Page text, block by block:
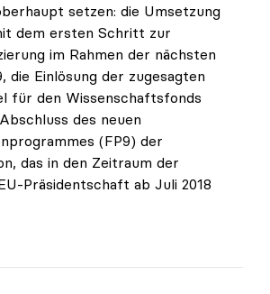
setzen: die Umsetzung
dem ersten Schritt zur
im Rahmen der nächsten
die Einlösung der zugesagten
für den Wissenschaftsfonds
des neuen
(FP9) der
das in den Zeitraum der
Präsidentschaft ab Juli 2018
der Bellen erstmals zu Gast